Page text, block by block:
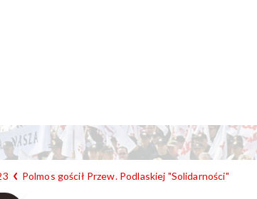
Polmos gościł Przew. Podlaskiej "Solidarności"